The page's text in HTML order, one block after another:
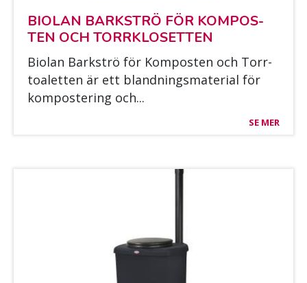
BIO­LAN BARK­STRÖ FÖR KOM­POS­
TEN OCH TORRKLO­SET­TEN
Bio­lan Bark­strö för Kom­pos­ten och Torr­
toa­let­ten är ett bland­nings­ma­te­rial för
kom­pos­te­ring och...
SE MER